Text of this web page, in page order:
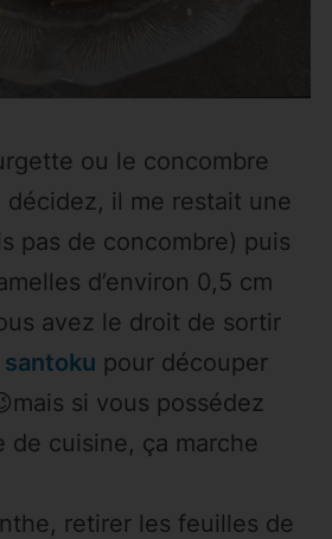
ou le concombre
décidez, il me restait une
pas de concombre) puis
d’environ 0,5 cm
avez le droit de sortir
pour découper
si vous possédez
de cuisine, ça marche
retirer les feuilles de